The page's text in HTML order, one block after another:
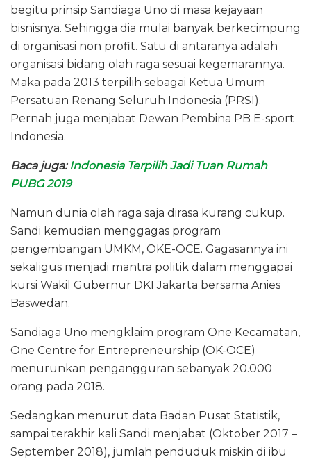
begitu prinsip Sandiaga Uno di masa kejayaan
bisnisnya. Sehingga dia mulai banyak berkecimpung
di organisasi non profit. Satu di antaranya adalah
organisasi bidang olah raga sesuai kegemarannya.
Maka pada 2013 terpilih sebagai Ketua Umum
Persatuan Renang Seluruh Indonesia (PRSI).
Pernah juga menjabat Dewan Pembina PB E-sport
Indonesia.
Baca juga:Indonesia Terpilih Jadi Tuan Rumah
PUBG 2019
Namun dunia olah raga saja dirasa kurang cukup.
Sandi kemudian menggagas program
pengembangan UMKM, OKE-OCE. Gagasannya ini
sekaligus menjadi mantra politik dalam menggapai
kursi Wakil Gubernur DKI Jakarta bersama Anies
Baswedan.
Sandiaga Uno mengklaim program One Kecamatan,
One Centre for Entrepreneurship (OK-OCE)
menurunkan pengangguran sebanyak 20.000
orang pada 2018.
Sedangkan menurut data Badan Pusat Statistik,
sampai terakhir kali Sandi menjabat (Oktober 2017 –
September 2018), jumlah penduduk miskin di ibu